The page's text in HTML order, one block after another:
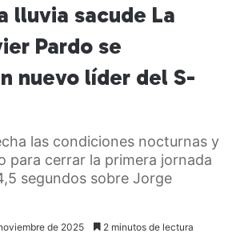
lluvia sacude La
Pardo se
nuevo líder del S-
las condiciones nocturnas y
para cerrar la primera jornada
segundos sobre Jorge
de 2025 2 minutos de lectura